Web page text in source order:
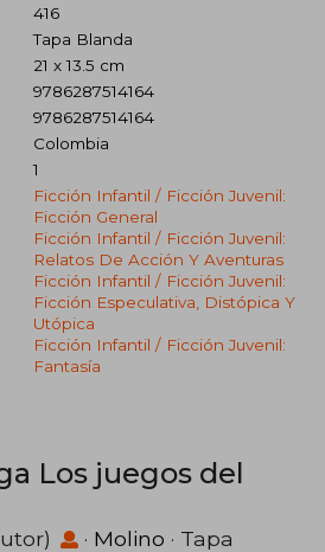
416
Tapa Blanda
21 x 13.5 cm
9786287514164
9786287514164
Colombia
1
Ficción Infantil / Ficción Juvenil:
Ficción General
Ficción Infantil / Ficción Juvenil:
Relatos De Acción Y Aventuras
Ficción Infantil / Ficción Juvenil:
Ficción Especulativa, Distópica Y
Utópica
Ficción Infantil / Ficción Juvenil:
Fantasía
Los juegos del
· Molino · Tapa